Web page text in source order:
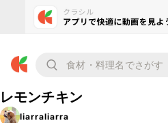
レモンチキン
liarraliarra